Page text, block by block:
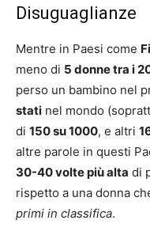
Disuguaglianze
Mentre in Paesi come
meno di 5 donne tra i
perso un bambino nel
stati nel mondo
di 150 su 1000, e altri
altre parole in questi
30-40 volte più alta di
rispetto a una donna
primi in classifica.